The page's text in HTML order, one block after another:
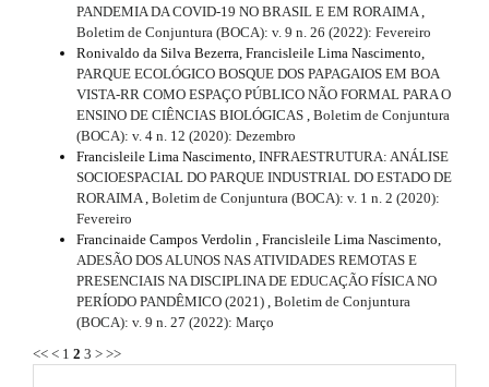
PANDEMIA DA COVID-19 NO BRASIL E EM RORAIMA
Boletim de Conjuntura (BOCA): v. 9 n. 26 (2022): Fevereiro
Ronivaldo da Silva Bezerra, Francisleile Lima Nascimento,
PARQUE ECOLÓGICO BOSQUE DOS PAPAGAIOS EM BOA
VISTA-RR COMO ESPAÇO PÚBLICO NÃO FORMAL PARA O
ENSINO DE CIÊNCIAS BIOLÓGICAS Boletim de Conjuntura
(BOCA): v. 4 n. 12 (2020): Dezembro
Francisleile Lima Nascimento, INFRAESTRUTURA: ANÁLISE
SOCIOESPACIAL DO PARQUE INDUSTRIAL DO ESTADO DE
RORAIMA Boletim de Conjuntura (BOCA): v. 1 n. 2 (2020):
Fevereiro
Francinaide Campos Verdolin , Francisleile Lima Nascimento,
ADESÃO DOS ALUNOS NAS ATIVIDADES REMOTAS E
PRESENCIAIS NA DISCIPLINA DE EDUCAÇÃO FÍSICA NO
PERÍODO PANDÊMICO (2021) Boletim de Conjuntura
(BOCA): v. 9 n. 27 (2022): Março
<< < 1 2 3 > >>